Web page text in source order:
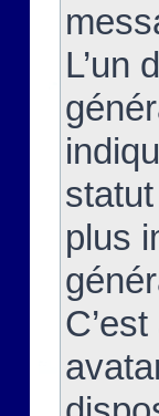
L’un
plus